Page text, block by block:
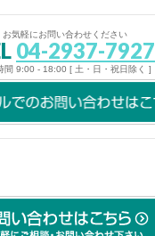
お気軽にお問い合わせください
04-2937-7927
間 9:00 - 18:00 [ 土・日・祝日除く ]